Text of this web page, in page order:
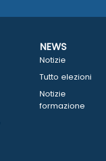
NEWS
Notizie
Tutto elezioni
Notizie
formazione